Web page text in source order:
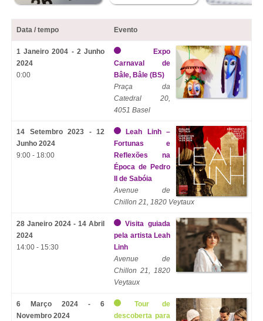
Data / tempo Evento
1 Janeiro 2004 - 2 Junho
2024
0:00
Expo
Carnaval de
Bâle, Bâle (BS)
Praça da
Catedral 20,
4051 Basel
14 Setembro 2023 - 12
Junho 2024
9:00 - 18:00
Leah Linh –
Fortunas e
Reflexões na
Época de Pedro
II de Sabóia
Avenue de
Chillon 21, 1820 Veytaux
28 Janeiro 2024 - 14 Abril
2024
14:00 - 15:30
Visita guiada
pela artista Leah
Linh
Avenue de
Chillon 21, 1820
Veytaux
6 Março 2024 - 6
Novembro 2024
Tour de
descoberta para